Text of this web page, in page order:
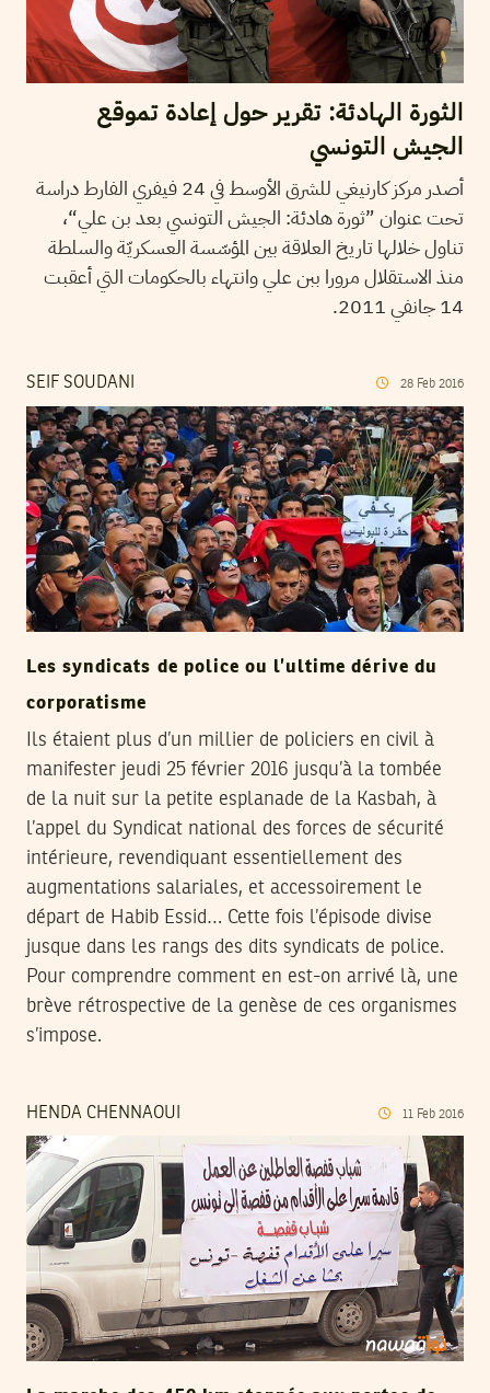
الثورة الهادئة: تقرير حول إعادة تموقع
الجيش التونسي
أصدر مركز كارنيغي للشرق الأوسط في 24 فيفري الفارط دراسة
تحت عنوان ”ثورة هادئة: الجيش التونسي بعد بن علي“،
تناول خلالها تاريخ العلاقة بين المؤسّسة العسكريّة والسلطة
منذ الاستقلال مرورا ببن علي وانتهاء بالحكومات التي أعقبت
14 جانفي 2011.
SEIF SOUDANI 28 Feb 2016
Les syndicats de police ou l’ultime dérive du
corporatisme
Ils étaient plus d’un millier de policiers en civil à
manifester jeudi 25 février 2016 jusqu’à la tombée
de la nuit sur la petite esplanade de la Kasbah, à
l’appel du Syndicat national des forces de sécurité
intérieure, revendiquant essentiellement des
augmentations salariales, et accessoirement le
départ de Habib Essid… Cette fois l’épisode divise
jusque dans les rangs des dits syndicats de police.
Pour comprendre comment en est-on arrivé là, une
brève rétrospective de la genèse de ces organismes
s’impose.
HENDA CHENNAOUI 11 Feb 2016